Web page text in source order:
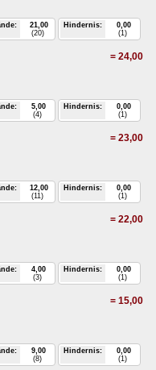
Hindernis:
0,00
(1)
21,00
(20)
= 24,00
Hindernis:
0,00
(1)
5,00
(4)
= 23,00
Hindernis:
0,00
(1)
12,00
(11)
= 22,00
Hindernis:
0,00
(1)
4,00
(3)
= 15,00
Hindernis:
0,00
(1)
9,00
(8)